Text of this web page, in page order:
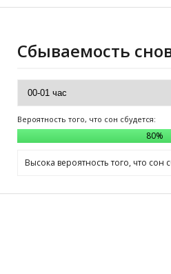
Сбываемость
Вероятность того, что сон сбудется:
80%
Высока вероятность того, что сон